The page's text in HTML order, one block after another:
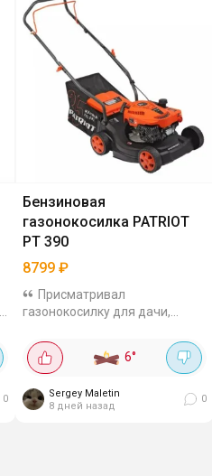
0
Бензиновая
газонокосилка PATRIOT
PT 390
8799 ₽
Присматривал
газонокосилку для дачи,
рублей. В наличии правда
немного осталось. Двигатель
АИ-92, масло заливается...
6°
Sergey Maletin
8 дней назад
0